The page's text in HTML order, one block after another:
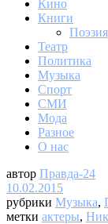
Кино
Книги
Поэзия
Театр
Политика
Музыка
Спорт
СМИ
Мода
Разное
О нас
автор Правда-24
10.02.2015
рубрики Музыка,
метки актеры,